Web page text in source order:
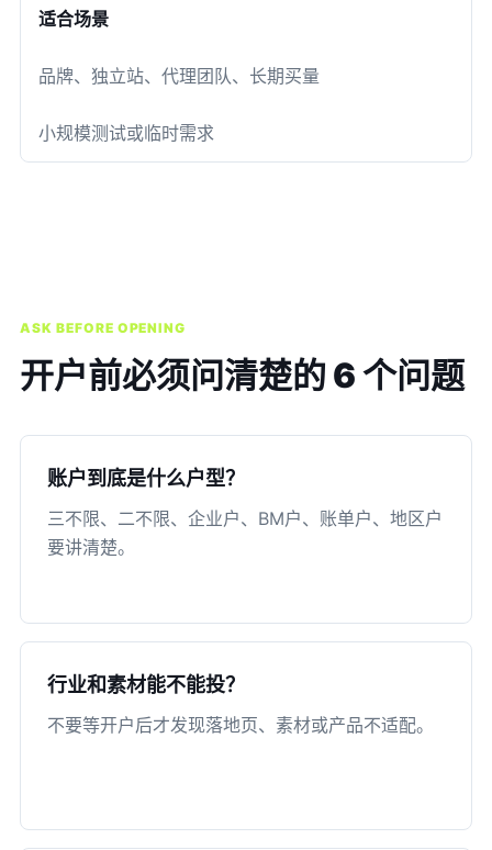
适合场景
品牌、独立站、代理团队、长期买量
小规模测试或临时需求
ASK BEFORE OPENING
开户前必须问清楚的 6 个问题
账户到底是什么户型？
三不限、二不限、企业户、BM户、账单户、地区户
要讲清楚。
行业和素材能不能投？
不要等开户后才发现落地页、素材或产品不适配。